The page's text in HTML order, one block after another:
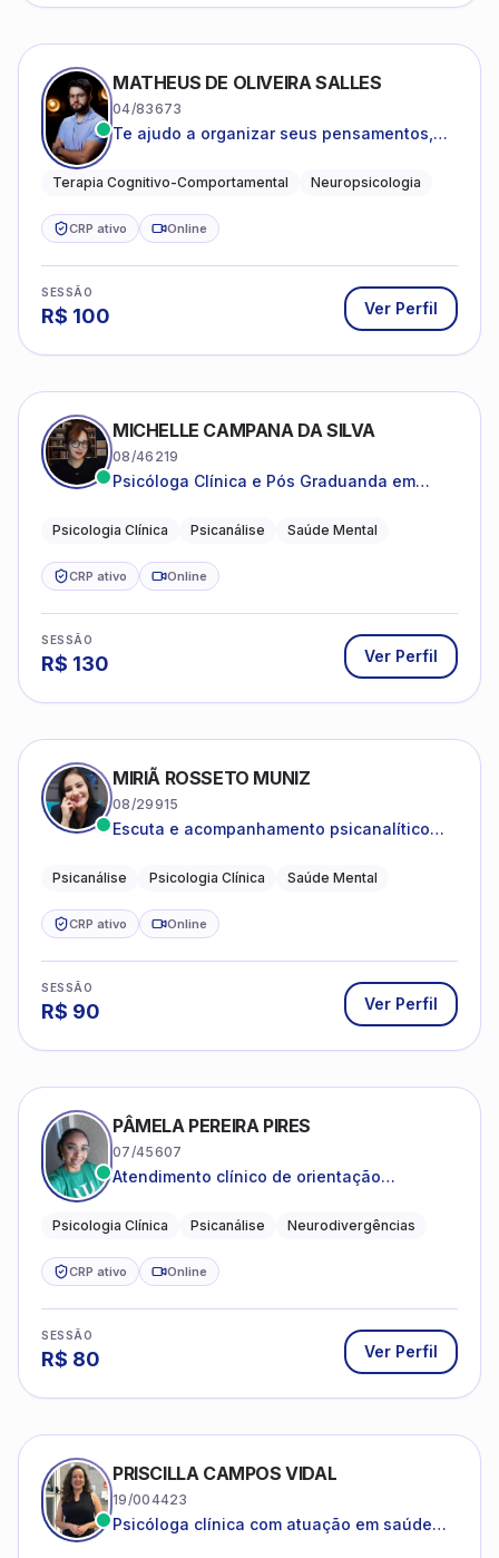
MATHEUS DE OLIVEIRA SALLES
04/83673
Te ajudo a organizar seus pensamentos,
clareza e sentido, com uma terapia
Terapia Cognitivo-Comportamental Neuropsicologia
CRP ativo Online
SESSÃO
R$ 100 Ver Perfil
MICHELLE CAMPANA DA SILVA
08/46219
Psicóloga Clínica e Pós Graduanda em
Psicologia Clínica Psicanálise Saúde Mental
CRP ativo Online
SESSÃO
R$ 130 Ver Perfil
MIRIÃ ROSSETO MUNIZ
08/29915
Escuta e acompanhamento psicanalítico
Psicanálise Psicologia Clínica Saúde Mental
CRP ativo Online
SESSÃO
R$ 90 Ver Perfil
PÂMELA PEREIRA PIRES
07/45607
Atendimento clínico de orientação
crianças neurotípicas
Psicologia Clínica Psicanálise Neurodivergências
CRP ativo Online
SESSÃO
R$ 80 Ver Perfil
PRISCILLA CAMPOS VIDAL
19/004423
Psicóloga clínica com atuação em saúde